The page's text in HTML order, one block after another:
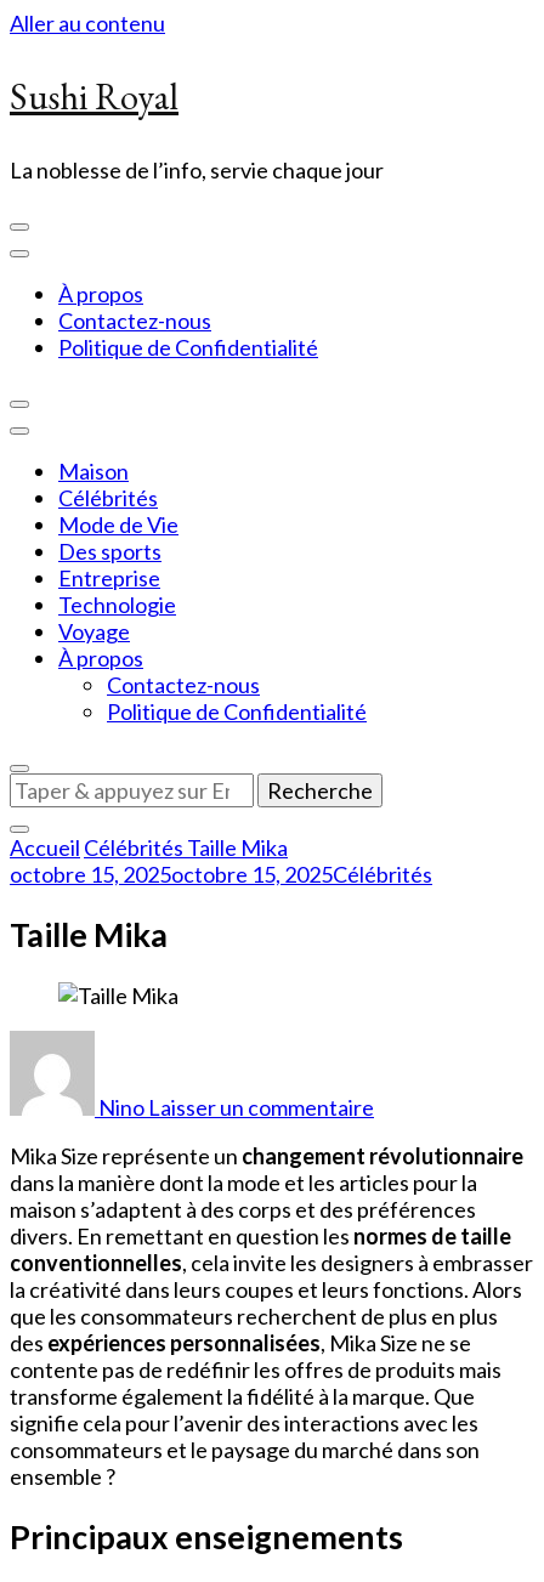
Aller au contenu
Sushi Royal
La noblesse de l’info, servie chaque jour
À propos
Contactez-nous
Politique de Confidentialité
Maison
Célébrités
Mode de Vie
Des sports
Entreprise
Technologie
Voyage
À propos
Contactez-nous
Politique de Confidentialité
Vous
recherchiez
quelque
chose
?
Accueil Célébrités Taille Mika
octobre 15, 2025octobre 15, 2025Célébrités
Taille Mika
Nino Laisser un commentaire
Mika Size représente un changement révolutionnaire
dans la manière dont la mode et les articles pour la
maison s’adaptent à des corps et des préférences
divers. En remettant en question les normes de taille
conventionnelles, cela invite les designers à embrasser
la créativité dans leurs coupes et leurs fonctions. Alors
que les consommateurs recherchent de plus en plus
des expériences personnalisées, Mika Size ne se
contente pas de redéfinir les offres de produits mais
transforme également la fidélité à la marque. Que
signifie cela pour l’avenir des interactions avec les
consommateurs et le paysage du marché dans son
ensemble ?
Principaux enseignements